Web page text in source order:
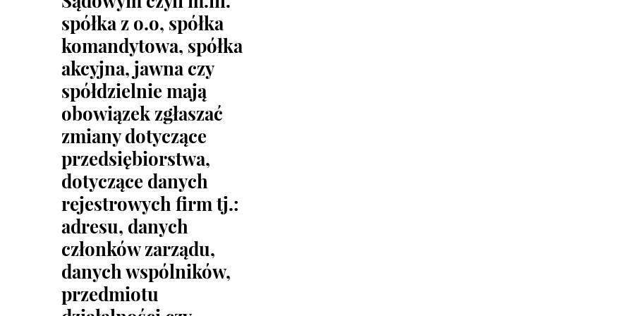
spółka z o.o, spółka
komandytowa, spółka
akcyjna, jawna czy
spółdzielnie mają
obowiązek zgłaszać
zmiany dotyczące
przedsiębiorstwa,
dotyczące danych
rejestrowych firm tj.:
adresu, danych
członków zarządu,
danych wspólników,
przedmiotu